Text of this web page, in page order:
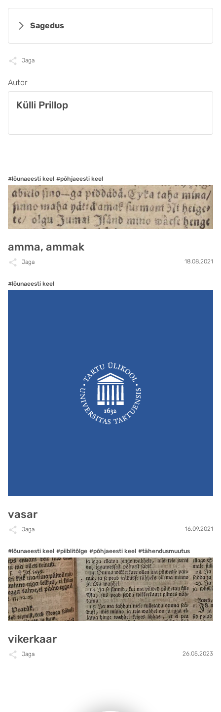
Sagedus
Jaga
Autor
Külli Prillop
#lõunaeesti keel #põhjaeesti keel
amma, ammak
Jaga 18.08.2021
#lõunaeesti keel
vasar
Jaga 16.09.2021
#lõunaeesti keel #piiblitõlge #põhjaeesti keel #tähendusmuutus
vikerkaar
Jaga 26.05.2023